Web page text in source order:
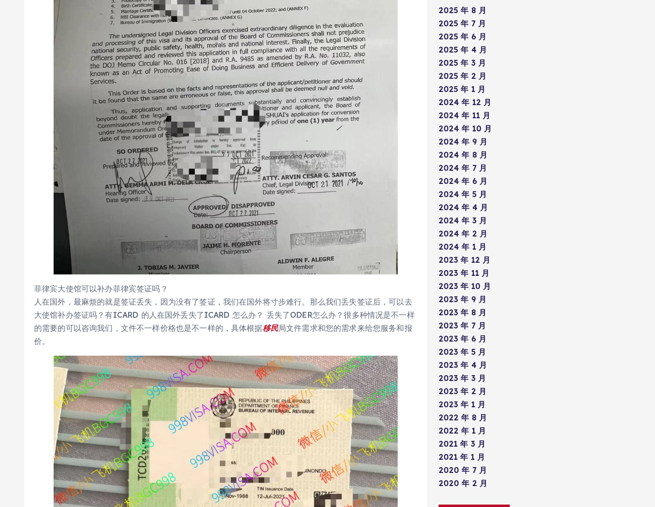
菲律宾大使馆可以补办菲律宾签证吗？
人在国外，最麻烦的就是签证丢失，因为没有了签证，我们在国外将寸步难行。那么我们丢失签证后，可以去
大使馆补办签证吗？有ICARD 的人在国外丢失了ICARD 怎么办？ 丢失了ODER怎么办？很多种情况是不一样
的需要的可以咨询我们，文件不一样价格也是不一样的，具体根据移民局文件需求和您的需求来给您服务和报
价。
2025 年 8 月
2025 年 7 月
2025 年 6 月
2025 年 4 月
2025 年 3 月
2025 年 2 月
2025 年 1 月
2024 年 12 月
2024 年 11 月
2024 年 10 月
2024 年 9 月
2024 年 8 月
2024 年 7 月
2024 年 6 月
2024 年 5 月
2024 年 4 月
2024 年 3 月
2024 年 2 月
2024 年 1 月
2023 年 12 月
2023 年 11 月
2023 年 10 月
2023 年 9 月
2023 年 8 月
2023 年 7 月
2023 年 6 月
2023 年 5 月
2023 年 4 月
2023 年 3 月
2023 年 2 月
2023 年 1 月
2022 年 8 月
2022 年 1 月
2021 年 3 月
2021 年 1 月
2020 年 7 月
2020 年 2 月